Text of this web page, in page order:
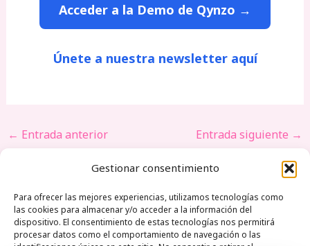
Gestionar consentimiento
Para ofrecer las mejores experiencias, utilizamos tecnologías como
las cookies para almacenar y/o acceder a la información del
dispositivo. El consentimiento de estas tecnologías nos permitirá
procesar datos como el comportamiento de navegación o las
Acceder a la Demo de Qynzo →
Únete a nuestra newsletter aquí
← Entrada anterior Entrada siguiente →
Qynzo Monte esquinza 30 28010 Madrid Spain |